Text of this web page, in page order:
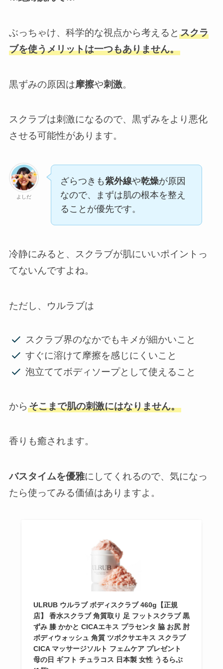
ぶっちゃけ、科学的な視点から考えると スクラ
ブを使うメリットは一つもありません。
黒ずみの原因は摩擦や刺激。
スクラブは刺激になるので、黒ずみをより悪化
させる可能性があります。
よしだ
ざらつきも紫外線や乾燥が原因
なので、まずは肌の根本を整え
ることが優先です。
冷静にみると、スクラブが肌にいいポイントっ
てないんですよね。
ただし、ウルラブは
スクラブ界のなかでもキメが細かいこと
すぐに溶けて摩擦を感じにくいこと
泡立ててボディソープとして使えること
から そこまで肌の刺激にはなりません。
香りも癒されます。
バスタイムを優雅にしてくれるので、気になっ
たら使ってみる価値はありますよ。
ULRUB ウルラブ ボディスクラブ 460g【正規
店】 香水スクラブ 角質取り 足 フットスクラブ 黒
ずみ 膝 かかと CICAエキス プラセンタ 脇 お尻 肘
ボディウォッシュ 角質 ツボクサエキス スクラブ
CICA マッサージソルト フェムケア プレゼント
母の日 ギフト チュラコス 日本製 女性 うるらぶ